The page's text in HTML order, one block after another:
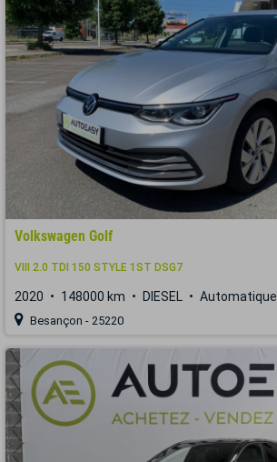
Volkswagen Golf
VIII 2.0 TDI 150 STYLE 1ST DSG7
2020 148000 km DIESEL Automatique
Besançon - 25220